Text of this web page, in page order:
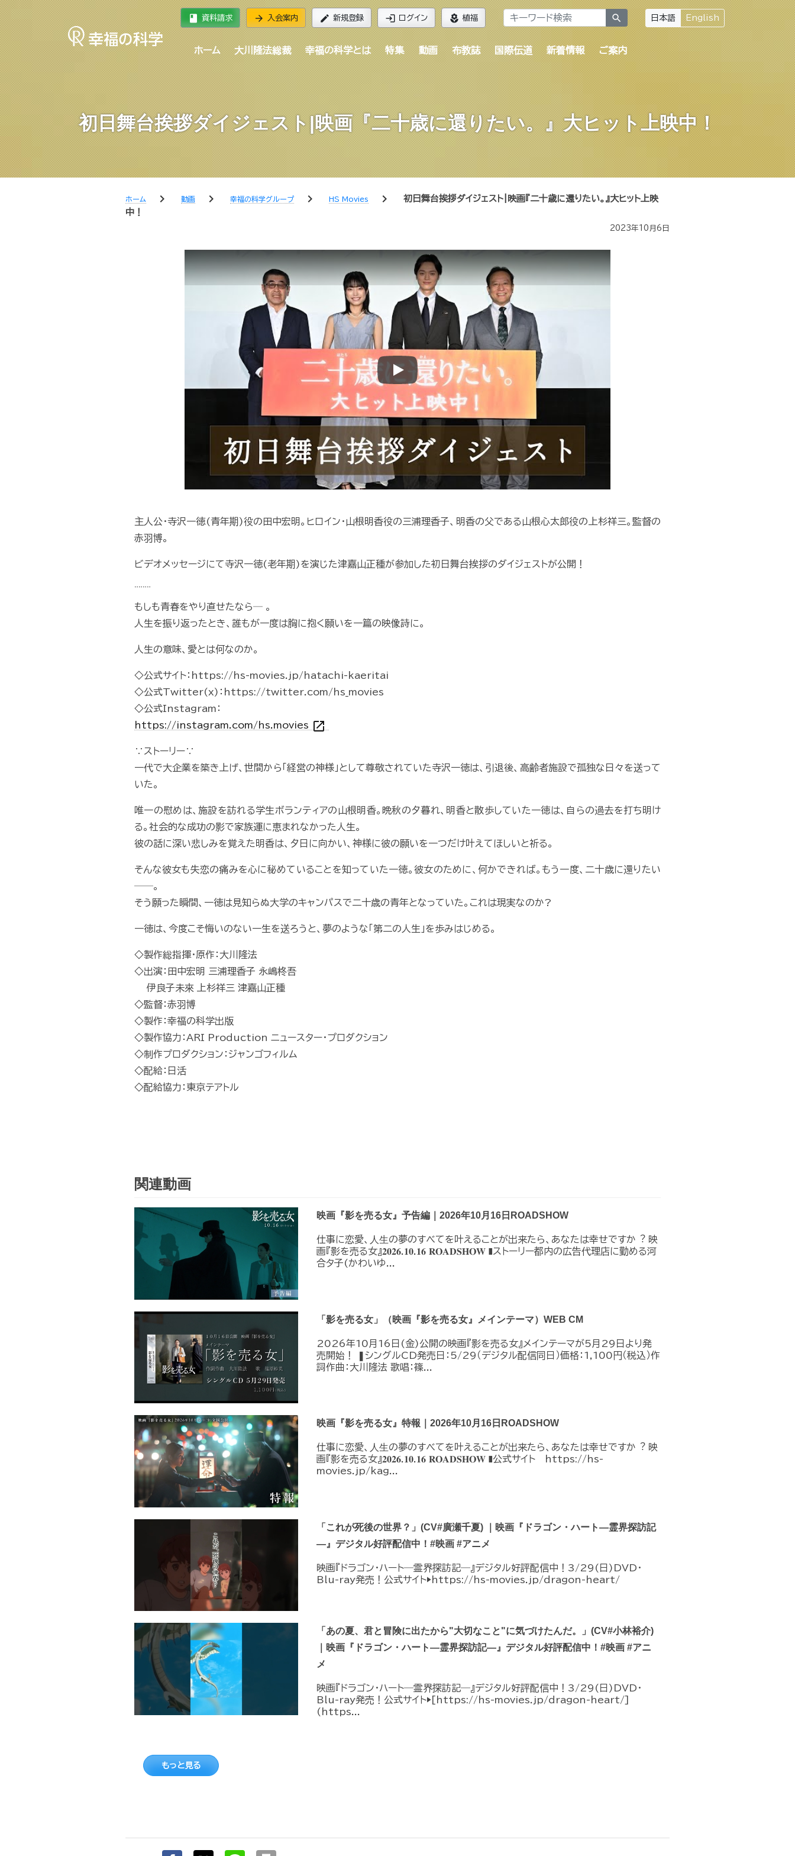
book 資料請求 arrow_forward 入会案内 edit 新規登録 login ログイン local_florist 植福 search 日本語 English
ホーム 大川隆法総裁 幸福の科学とは 特集 動画 布教誌 国際伝道 新着情報 ご案内
初日舞台挨拶ダイジェスト|映画『二十歳に還りたい。』大ヒット上映中！
ホーム chevron_right 動画 chevron_right 幸福の科学グループ chevron_right HS Movies chevron_right
初日舞台挨拶ダイジェスト|映画『二十歳に還りたい。』大ヒット上映
中！
2023年10月6日
Play
主人公・寺沢一徳(青年期)役の田中宏明。ヒロイン・山根明香役の三浦理香子、明香の父である山根心太郎役の上杉祥三。監督の
赤羽博。
ビデオメッセージにて寺沢一徳(老年期)を演じた津嘉山正種が参加した初日舞台挨拶のダイジェストが公開！
¨¨¨¨
もしも青春をやり直せたなら─ 。
人生を振り返ったとき、誰もが一度は胸に抱く願いを一篇の映像詩に。
人生の意味、愛とは何なのか。
◇公式サイト：https://hs-movies.jp/hatachi-kaeritai
◇公式Twitter(x)：https://twitter.com/hs_movies
◇公式Instagram：
https://instagram.com/hs.movies open_in_new
∵ストーリー∵
一代で大企業を築き上げ、世間から「経営の神様」として尊敬されていた寺沢一徳は、引退後、高齢者施設で孤独な日々を送って
いた。
唯一の慰めは、施設を訪れる学生ボランティアの山根明香。晩秋の夕暮れ、明香と散歩していた一徳は、自らの過去を打ち明け
る。社会的な成功の影で家族運に恵まれなかった人生。
彼の話に深い悲しみを覚えた明香は、夕日に向かい、神様に彼の願いを一つだけ叶えてほしいと祈る。
そんな彼女も失恋の痛みを心に秘めていることを知っていた一徳。彼女のために、何かできれば。もう一度、二十歳に還りたい
──。
そう願った瞬間、一徳は見知らぬ大学のキャンパスで二十歳の青年となっていた。これは現実なのか?
一徳は、今度こそ悔いのない一生を送ろうと、夢のような「第二の人生」を歩みはじめる。
◇製作総指揮・原作：大川隆法
◇出演：田中宏明 三浦理香子 永嶋柊吾
伊良子未來 上杉祥三 津嘉山正種
◇監督：赤羽博
◇製作：幸福の科学出版
◇製作協力：ARI Production ニュースター・プロダクション
◇制作プロダクション：ジャンゴフィルム
◇配給：日活
◇配給協力：東京テアトル
関連動画
映画『影を売る女』予告編｜2026年10月16日ROADSHOW
仕事に恋愛、⼈⽣の夢のすべてを叶えることが出来たら、あなたは幸せですか︖ 映
画『影を売る女』𝟐𝟎𝟐𝟔.𝟏𝟎.𝟏𝟔 𝐑𝐎𝐀𝐃𝐒𝐇𝐎𝐖 ❚ストーリー都内の広告代理店に勤める河
合タ子(かわいゆ...
「影を売る女」（映画『影を売る女』メインテーマ）WEB CM
2026年10月16日(金)公開の映画『影を売る女』メインテーマが5月29日より発
売開始！ ❚シングルCD発売日：5/29（デジタル配信同日）価格：1,100円（税込）作
詞作曲：大川隆法 歌唱：篠...
映画『影を売る女』特報｜2026年10月16日ROADSHOW
仕事に恋愛、⼈⽣の夢のすべてを叶えることが出来たら、あなたは幸せですか︖ 映
画『影を売る女』𝟐𝟎𝟐𝟔.𝟏𝟎.𝟏𝟔 𝐑𝐎𝐀𝐃𝐒𝐇𝐎𝐖 ❚公式サイト https://hs-
movies.jp/kag...
「これが死後の世界？」(CV#廣瀬千夏) ｜映画『ドラゴン・ハート―霊界探訪記
―』デジタル好評配信中！#映画 #アニメ
映画『ドラゴン・ハート―霊界探訪記―』デジタル好評配信中！3/29(日)DVD・
Blu-ray発売！公式サイト▶︎https://hs-movies.jp/dragon-heart/
「あの夏、君と冒険に出たから"大切なこと"に気づけたんだ。」(CV#小林裕介)
｜映画『ドラゴン・ハート―霊界探訪記―』デジタル好評配信中！#映画 #アニ
メ
映画『ドラゴン・ハート―霊界探訪記―』デジタル好評配信中！3/29(日)DVD・
Blu-ray発売！公式サイト▶︎[https://hs-movies.jp/dragon-heart/]
(https...
もっと見る